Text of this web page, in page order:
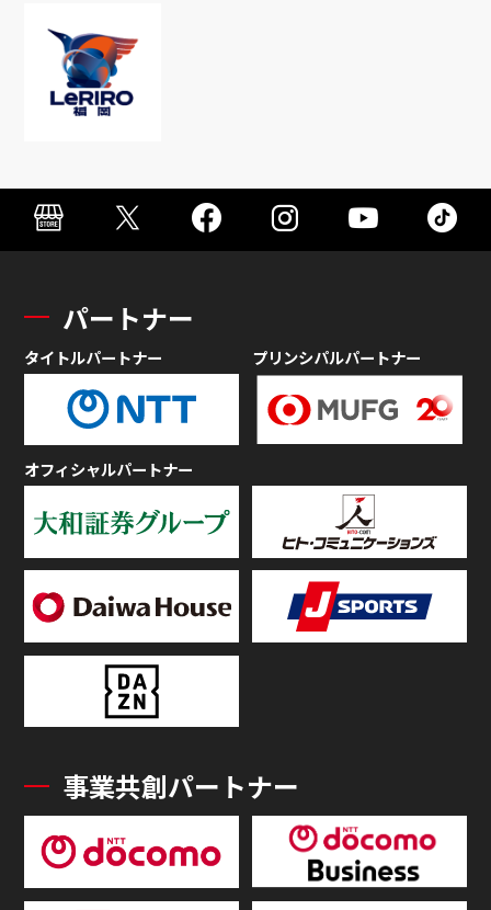
パートナー
タイトルパートナー プリンシパルパートナー
オフィシャルパートナー
事業共創パートナー